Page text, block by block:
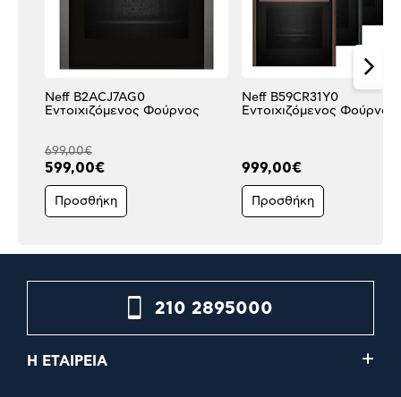
Neff B2ACJ7AG0
Εντοιχιζόμενος Φούρνος
699,00€
599,00€
Προσθήκη
Neff B59CR31Y0
Εντοιχιζόμενος Φούρνος
999,00€
Προσθήκη
210 2895000
Η ΕΤΑΙΡΕΙΑ